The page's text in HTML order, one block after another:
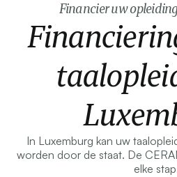
Financier uw
In Luxemburg kan uw
worden door de staat. De
elke